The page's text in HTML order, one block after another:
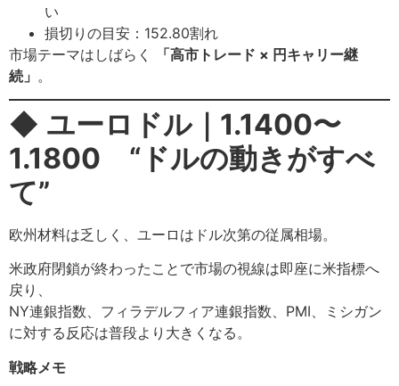
い
損切りの目安：152.80割れ
市場テーマはしばらく
「高市トレード × 円キャリー継
続」 。
◆ ユーロドル｜1.1400〜
1.1800 “ドルの動きがすべ
て”
欧州材料は乏しく、ユーロはドル次第の従属相場。
米政府閉鎖が終わったことで市場の視線は即座に米指標へ
戻り、
NY連銀指数、フィラデルフィア連銀指数、PMI、ミシガン
に対する反応は普段より大きくなる。
戦略メモ